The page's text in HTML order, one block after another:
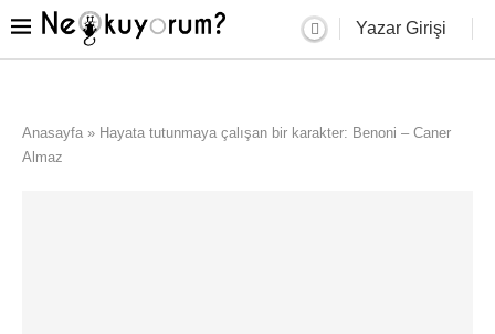
Yazar Girişi
Anasayfa » Hayata tutunmaya çalışan bir karakter: Benoni – Caner
Almaz